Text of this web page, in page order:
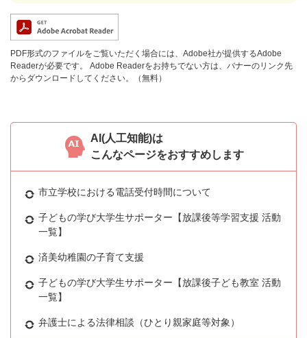
PDF形式のファイルをご覧いただく場合には、Adobe社が提供するAdobe
Readerが必要です。
Adobe Readerをお持ちでない方は、バナーのリンク先
からダウンロードしてください。（無料）
AI(人工知能)は
こんなページをおすすめします
市立学校における電話受付時間について
子どもの学び大学生サポーター【放課後等学習支援 活動
一覧】
済美幼稚園の子育て支援
子どもの学び大学生サポーター【放課後子ども教室 活動
一覧】
弁護士による法律相談（ひとり親家庭等対象）